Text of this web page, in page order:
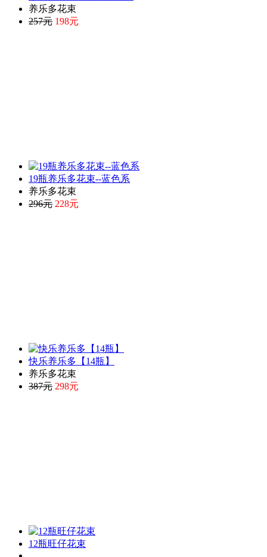
养乐多花束
257元 198元
19瓶养乐多花束--蓝色系
养乐多花束
296元 228元
快乐养乐多【14瓶】
养乐多花束
387元 298元
12瓶旺仔花束